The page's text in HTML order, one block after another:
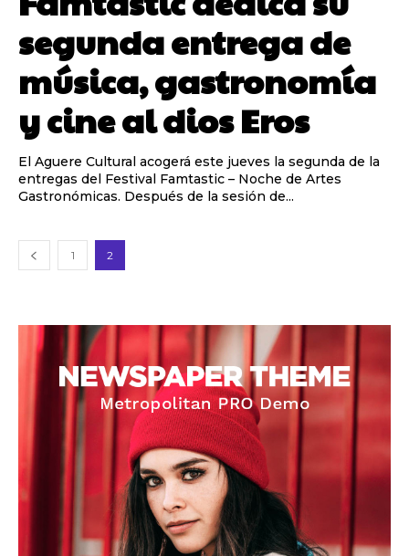
segunda entrega de
música, gastronomía
y cine al dios Eros
El Aguere Cultural acogerá este jueves la segunda de la
entregas del Festival Famtastic – Noche de Artes
Gastronómicas. Después de la sesión de...
1 2